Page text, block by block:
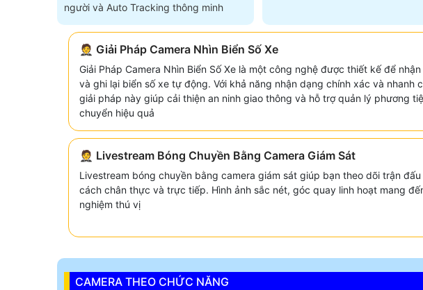
người và Auto Tracking thông minh
🤵 Giải Pháp Camera Nhìn Biển Số Xe
Giải Pháp Camera Nhìn Biển Số Xe là một công nghệ được thiết kế để
và ghi lại biển số xe tự động. Với khả năng nhận dạng chính xác và nhanh
giải pháp này giúp cải thiện an ninh giao thông và hỗ trợ quản lý phương
chuyển hiệu quả
🤵 Livestream Bóng Chuyền Bằng Camera Giám Sát
Livestream bóng chuyền bằng camera giám sát giúp bạn theo dõi trận đấu
cách chân thực và trực tiếp. Hình ảnh sắc nét, góc quay linh hoạt mang
nghiệm thú vị
CAMERA THEO CHỨC NĂNG